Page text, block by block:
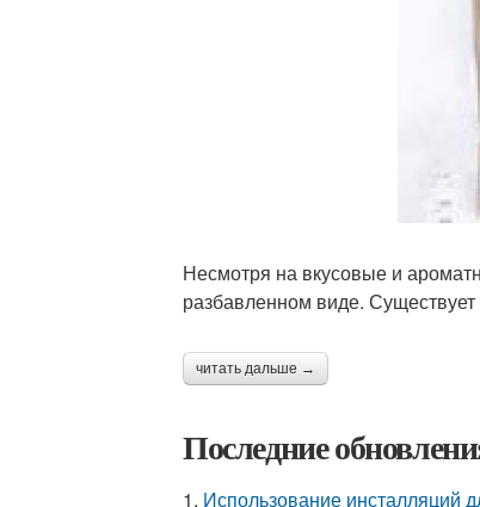
Несмотря на вкусовые и
разбавленном виде. Существует
читать дальше →
Последние
1. Использование инсталляций